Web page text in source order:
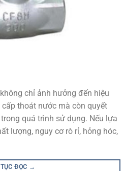
chỉ ảnh hưởng đến hiệu
thoát nước mà còn quyết
quá trình sử dụng. Nếu lựa
lượng, nguy cơ rò rỉ, hỏng hóc,
ĐỌC →